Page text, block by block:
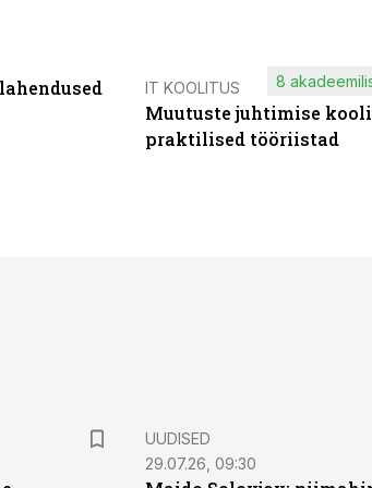
IT KOOLITUS
Muutuste juhtimise
praktilised tööriistad
8
UUDISED
29.07.26, 09:30